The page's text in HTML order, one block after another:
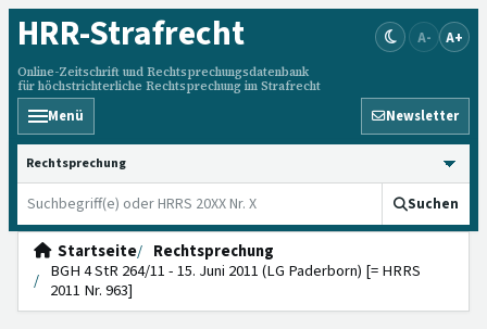
HRR-Strafrecht
Online-Zeitschrift und Rechtsprechungsdatenbank
für höchstrichterliche Rechtsprechung im Strafrecht
A- A+
Menü Newsletter
HRRS durchsuchen
Suchen
Startseite
Rechtsprechung
BGH 4 StR 264/11 - 15. Juni 2011 (LG Paderborn) [= HRRS
2011 Nr. 963]